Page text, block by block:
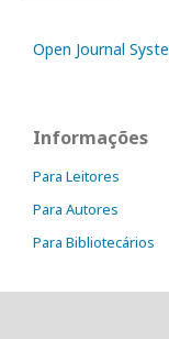
Open Journal
Informações
Para Leitores
Para Autores
Para Bibliotecários